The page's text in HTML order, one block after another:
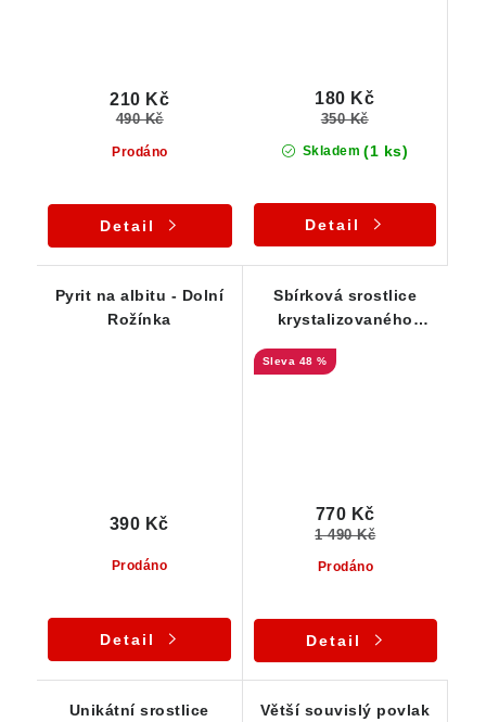
Prodáno
210 Kč
490 Kč
Detail
Skladem (1 ks)
180 Kč
350 Kč
Detail
Pyrit na albitu - Dolní
Rožínka
Prodáno
390 Kč
Detail
Sbírková srostlice
krystalizovaného
estetika
48 %
Prodáno
770 Kč
1 490 Kč
Detail
Unikátní srostlice
Větší souvislý povlak